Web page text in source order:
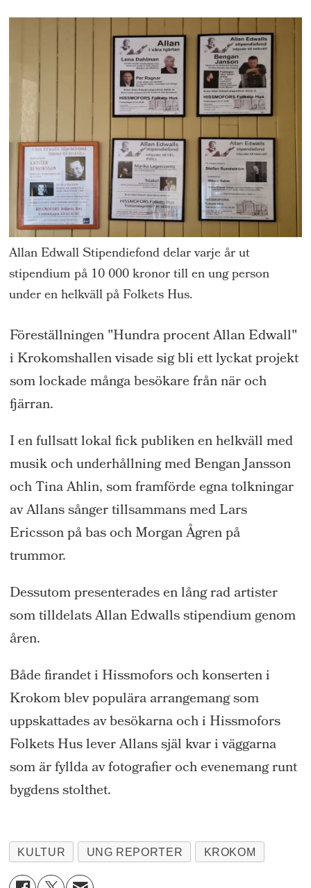
Allan Edwall Stipendiefond delar varje år ut
stipendium på 10 000 kronor till en ung person
under en helkväll på Folkets Hus.
Föreställningen "Hundra procent Allan Edwall"
i Krokomshallen visade sig bli ett lyckat projekt
som lockade många besökare från när och
fjärran.
I en fullsatt lokal fick publiken en helkväll med
musik och underhållning med Bengan Jansson
och Tina Ahlin, som framförde egna tolkningar
av Allans sånger tillsammans med Lars
Ericsson på bas och Morgan Ågren på
trummor.
Dessutom presenterades en lång rad artister
som tilldelats Allan Edwalls stipendium genom
åren.
Både firandet i Hissmofors och konserten i
Krokom blev populära arrangemang som
uppskattades av besökarna och i Hissmofors
Folkets Hus lever Allans själ kvar i väggarna
som är fyllda av fotografier och evenemang runt
bygdens stolthet.
KULTUR UNG REPORTER KROKOM